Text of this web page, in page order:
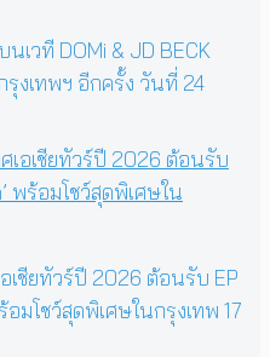
วที DOMi & JD BECK
งเทพฯ อีกครั้ง วันที่ 24
อเชียทัวร์ปี 2026 ต้อนรับ EP
อมโชว์สุดพิเศษในกรุงเทพ 17